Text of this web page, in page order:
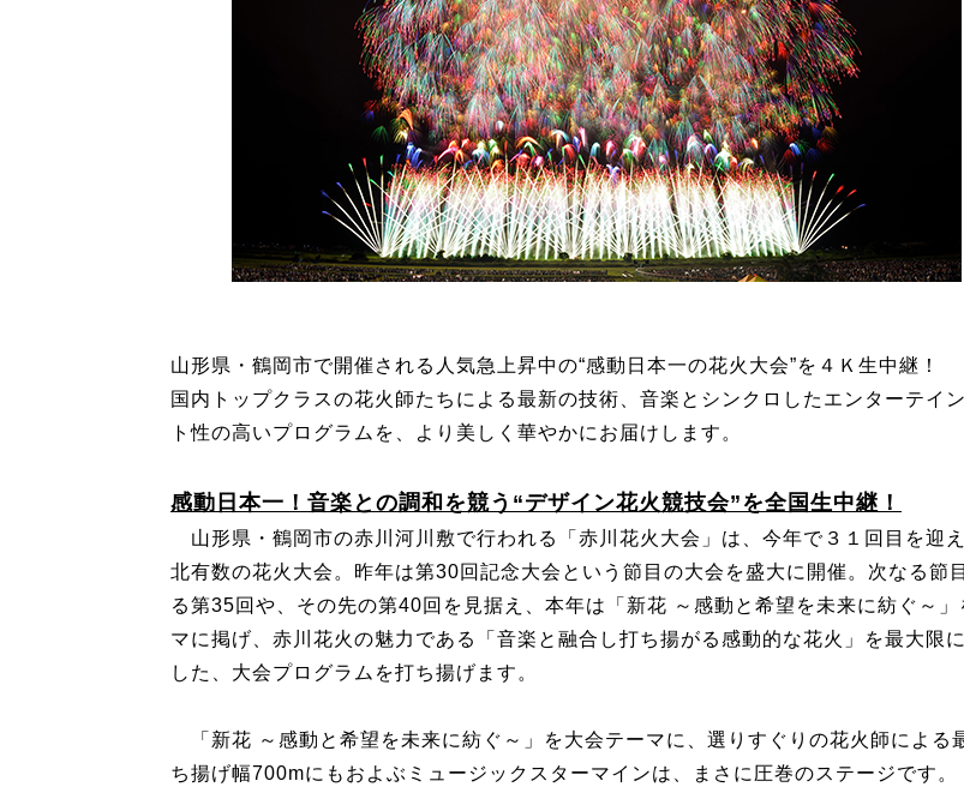
山形県・鶴岡市で開催される人気急上昇中の“感動日本一の花火大会”を４Ｋ生中継！
国内トップクラスの花火師たちによる最新の技術、音楽とシンクロしたエンターテイ
ト性の高いプログラムを、より美しく華やかにお届けします。
感動日本一！音楽との調和を競う“デザイン花火競技会”を全国生中継！
山形県・鶴岡市の赤川河川敷で行われる「赤川花火大会」は、今年で３１回目を迎
北有数の花火大会。昨年は第30回記念大会という節目の大会を盛大に開催。次なる節
る第35回や、その先の第40回を見据え、本年は「新花 ～感動と希望を未来に紡ぐ～」
マに掲げ、赤川花火の魅力である「音楽と融合し打ち揚がる感動的な花火」を最大限
した、大会プログラムを打ち揚げます。
「新花 ～感動と希望を未来に紡ぐ～」を大会テーマに、選りすぐりの花火師による
ち揚げ幅700mにもおよぶミュージックスターマインは、まさに圧巻のステージです。